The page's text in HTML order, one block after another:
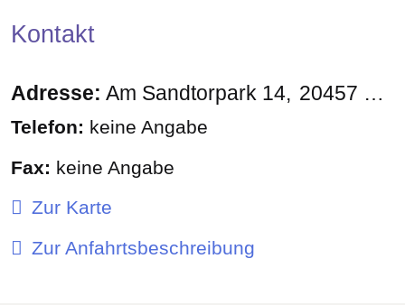
Kontakt
Adresse: Am Sandtorpark 14 20457
Telefon: keine Angabe
Fax: keine Angabe
Zur Karte
Zur Anfahrtsbeschreibung